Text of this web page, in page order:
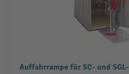
Auffahrrampe für SC- und